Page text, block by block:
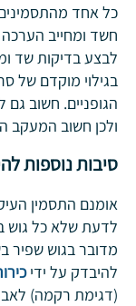
כל אחד
חשד ומחייב הערכה
לבצע בדיקות שד
בגילוי מוקדם של
הגופניים. חשוב
ולכן חשוב המעקב
סיבות נוספות
אומנם התסמין
לדעת שלא כל גוש
מדובר בגוש שפיר
להיבדק על ידי
(דגימת רקמה)